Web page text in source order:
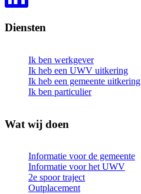
Diensten
Ik ben werkgever
Ik heb een UWV uitkering
Ik heb een gemeente uitkering
Ik ben particulier
Wat wij doen
Informatie voor de gemeente
Informatie voor het UWV
2e spoor traject
Outplacement